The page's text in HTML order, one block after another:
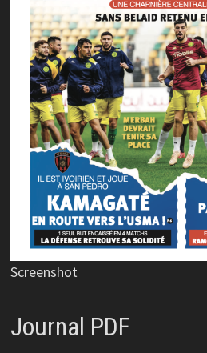
Screenshot
Journal PDF